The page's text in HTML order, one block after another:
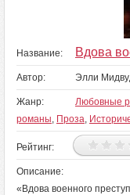
Название: Вдова
Автор: Элли
Жанр: Любовные
романы, Проза,
Рейтинг:
Описание:
«Вдова военного